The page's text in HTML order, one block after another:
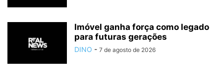
Imóvel ganha força como legado
para futuras gerações
DINO - 7 de agosto de 2026